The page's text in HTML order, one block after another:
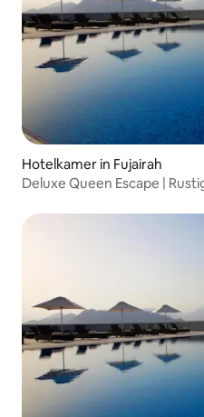
Hotelkamer in Fujairah
Deluxe Queen Escape |